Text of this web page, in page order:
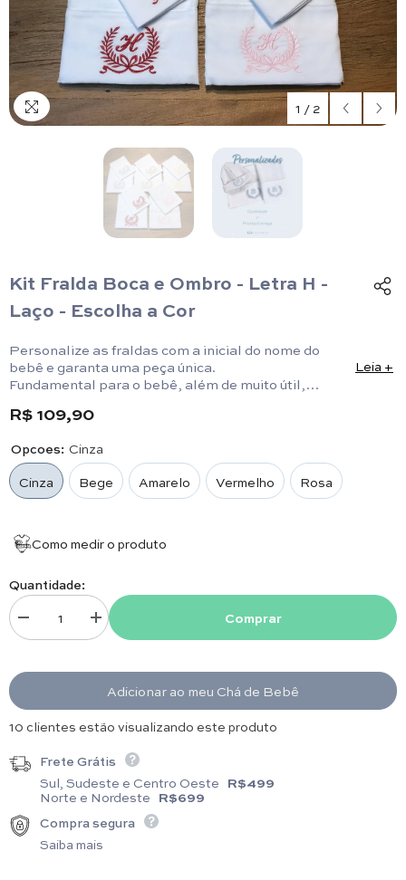
1 / 2
Kit Fralda Boca e Ombro - Letra H -
Laço - Escolha a Cor
Personalize as fraldas com a inicial do nome do
bebê e garanta uma peça única.
Fundamental para o bebê, além de muito útil,
Fralda de Boca:35 x 35cm/ Fralda de Ombro: 70 x
Leia +
R$ 109,90
Opcoes: Cinza
Cinza
Bege Amarelo Vermelho Rosa
Como medir o produto
Quantidade:
Diminuir quantidade para Kit Fralda Boca e Ombro - Letra H - Laço -
Aumentar quantidade para Kit Fralda Boca e Ombro -
Comprar
Adicionar ao meu Chá de Bebê
4 clientes estão visualizando este produto
Frete Grátis
Sul, Sudeste e Centro Oeste R$499
Norte e Nordeste R$699
Compra segura
Saiba mais